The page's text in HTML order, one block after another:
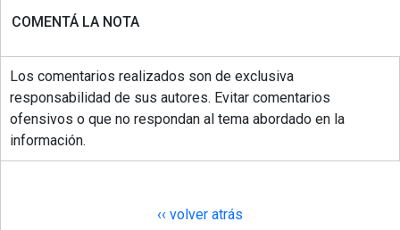
COMENTÁ LA NOTA
Los comentarios realizados son de exclusiva
responsabilidad de sus autores. Evitar comentarios
ofensivos o que no respondan al tema abordado en la
información.
‹‹ volver atrás